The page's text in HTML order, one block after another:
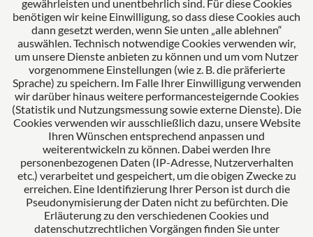
Das europäische Kanzlei-Netzwerk
Zertifiziertes Kanzleimanagement
gewährleisten und unentbehrlich sind. Für diese Cookies
benötigen wir keine Einwilligung, so dass diese Cookies auch
dann gesetzt werden, wenn Sie unten „alle ablehnen“
auswählen. Technisch notwendige Cookies verwenden wir,
um unsere Dienste anbieten zu können und um vom Nutzer
vorgenommene Einstellungen (wie z. B. die präferierte
Sprache) zu speichern. Im Falle Ihrer Einwilligung verwenden
wir darüber hinaus weitere performancesteigernde Cookies
(Statistik und Nutzungsmessung sowie externe Dienste). Die
Cookies verwenden wir ausschließlich dazu, unsere Website
Ihren Wünschen entsprechend anpassen und
weiterentwickeln zu können. Dabei werden Ihre
personenbezogenen Daten (IP-Adresse, Nutzerverhalten
etc.) verarbeitet und gespeichert, um die obigen Zwecke zu
erreichen. Eine Identifizierung Ihrer Person ist durch die
Pseudonymisierung der Daten nicht zu befürchten. Die
Erläuterung zu den verschiedenen Cookies und
datenschutzrechtlichen Vorgängen finden Sie unter